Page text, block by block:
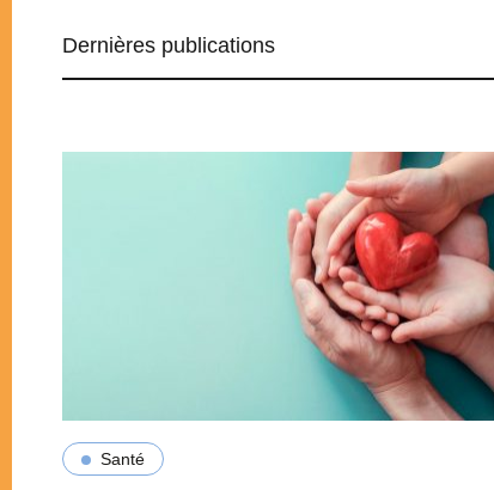
Dernières publications
Santé